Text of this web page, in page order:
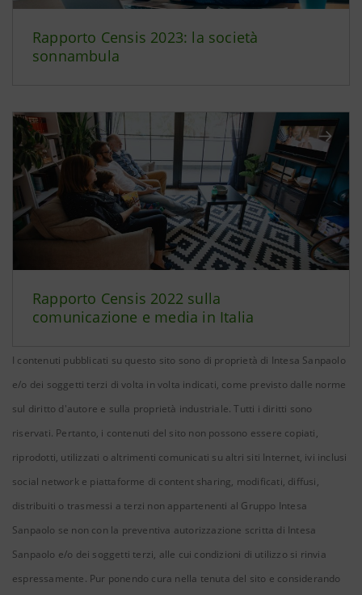
Rapporto Censis 2023: la società
sonnambula
Rapporto Censis 2022 sulla
comunicazione e media in Italia
I contenuti pubblicati su questo sito sono di proprietà di Intesa Sanpaolo
e/o dei soggetti terzi di volta in volta indicati, come previsto dalle norme
sul diritto d'autore e sulla proprietà industriale. Tutti i diritti sono
riservati. Pertanto, i contenuti del sito non possono essere copiati,
riprodotti, utilizzati o altrimenti comunicati su altri siti Internet, ivi inclusi
social network e piattaforme di content sharing, modificati, diffusi,
distribuiti o trasmessi a terzi non appartenenti al Gruppo Intesa
Sanpaolo se non con la preventiva autorizzazione scritta di Intesa
Sanpaolo e/o dei soggetti terzi, alle cui condizioni di utilizzo si rinvia
espressamente. Pur ponendo cura nella tenuta del sito e considerando